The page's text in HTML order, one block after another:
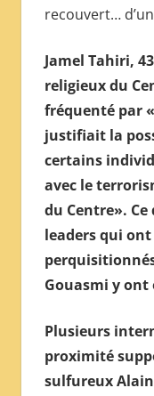
recouvert…
Jamel Tahiri,
religieux du
fréquenté par
justifiait la
certains
avec le
du Centre».
leaders qui
Gouasmi y
Plusieurs
proximité
sulfureux